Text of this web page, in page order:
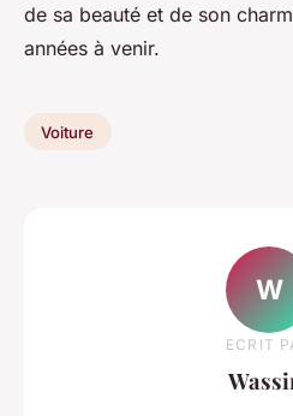
de sa beauté et de son
années à venir.
Voiture
W
ECRIT